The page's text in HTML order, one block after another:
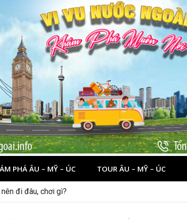
PHÁ ÂU – MỸ – ÚC TOUR ÂU – MỸ – ÚC
đi đâu, chơi gì?